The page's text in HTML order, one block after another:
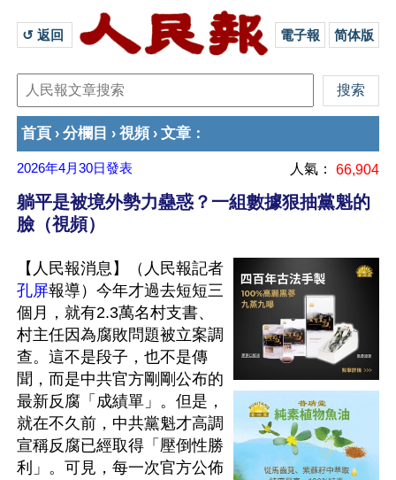
↺ 返回 電子報 简体版
首頁 › 分欄目 › 視頻 › 文章 ：
2026年4月30日發表 人氣： 66,904
躺平是被境外勢力蠱惑？一組數據狠抽黨魁的
臉（視頻）
【人民報消息】（人民報記者
孔屏報導）今年才過去短短三
個月，就有2.3萬名村支書、
村主任因為腐敗問題被立案調
查。這不是段子，也不是傳
聞，而是中共官方剛剛公布的
最新反腐「成績單」。但是，
就在不久前，中共黨魁才高調
宣稱反腐已經取得「壓倒性勝
利」。可見，每一次官方公佈